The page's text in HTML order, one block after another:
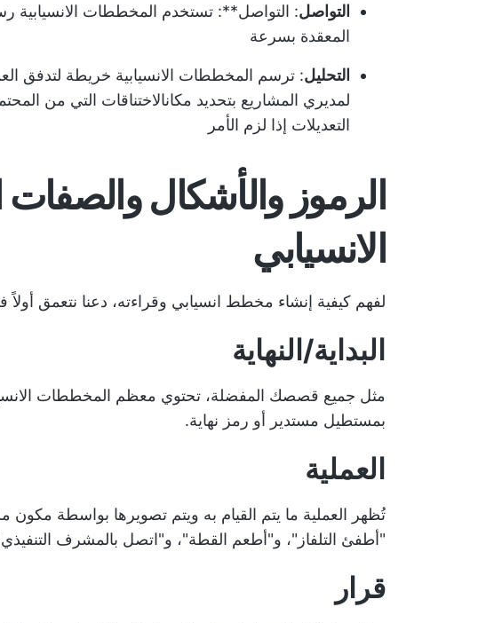
التواصل: التواصل**: تستخدم المخططات الانسيابية
المعقدة بسرعة
التحليل: ترسم المخططات الانسيابية خريطة لتدفق
لمديري المشاريع بتحديد مكانالاختناقات التي من
التعديلات إذا لزم الأمر
الرموز والأشكال
الانسيابي
لفهم كيفية إنشاء مخطط انسيابي وقراءته، دعنا نتعمق
البداية/النهاية
مثل جميع قصصك المفضلة، تحتوي معظم المخططات
بمستطيل مستدير أو رمز نهاية.
العملية
تُظهر العملية ما يتم القيام به ويتم تصويرها بواسطة
"أطفئ التلفاز"، و"أطعم القطة"، و"اتصل بالمشرف
قرار